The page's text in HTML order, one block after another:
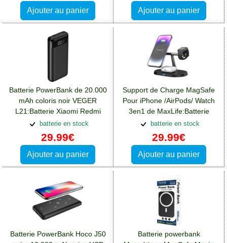
Ajouter au panier Ajouter au panier
Batterie PowerBank de 20.000
mAh coloris noir VEGER
L21:Batterie Xiaomi Redmi
Note 12(5G)
batterie en stock
29.99€
Ajouter au panier
Support de Charge MagSafe
Pour iPhone /AirPods/ Watch
3en1 de MaxLife:Batterie
Xiaomi Redmi Note 12(5G)
batterie en stock
29.99€
Ajouter au panier
Batterie PowerBank Hoco J50
Batterie powerbank